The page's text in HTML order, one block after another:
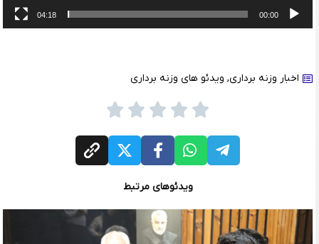
00:00
04:18
اخبار وزنه برداری, ویدئو های وزنه برداری
ویدئوهای مرتبط